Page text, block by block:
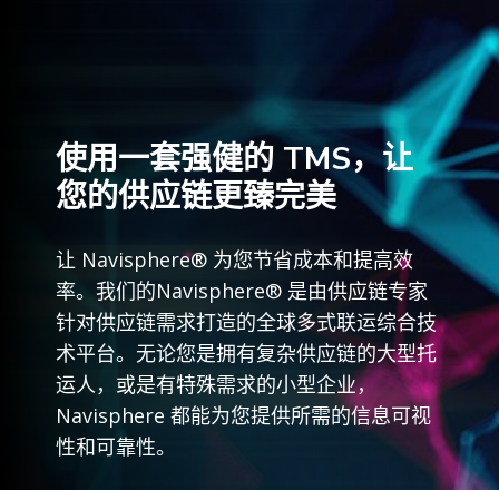
使用一套强健的 TMS，让
您的供应链更臻完美
让 Navisphere® 为您节省成本和提高效
率。我们的Navisphere® 是由供应链专家
针对供应链需求打造的全球多式联运综合技
术平台。无论您是拥有复杂供应链的大型托
运人，或是有特殊需求的小型企业，
Navisphere 都能为您提供所需的信息可视
性和可靠性。